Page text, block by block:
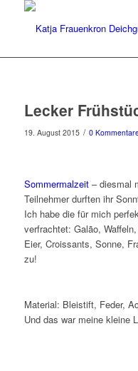
Lecker
19. August 2015 / 0
Sommermalzeit– diesmal
Teilnehmer durften ihr
Ich habe die für mich
verfrachtet: Galão,
Eier, Croissants, Sonne,
zu!
Material: Bleistift, Feder,
Und das war meine kleine